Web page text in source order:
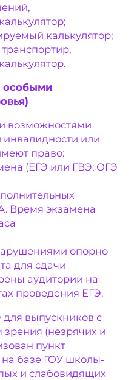
калькулятор;
особыми
возможностями
или
право:
(ЕГЭ или ГВЭ; ОГЭ
Время экзамена
опорно-
для сдачи
аудитории на
проведения ЕГЭ.
выпускников с
(незрячих и
пункт
базе ГОУ школы-
и слабовидящих